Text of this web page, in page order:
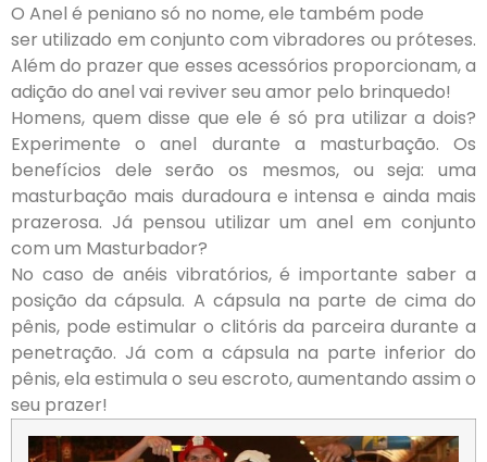
O Anel é peniano só no nome, ele também pode
ser utilizado em conjunto com vibradores ou próteses.
Além do prazer que esses acessórios proporcionam, a
adição do anel vai reviver seu amor pelo brinquedo!
Homens, quem disse que ele é só pra utilizar a dois?
Experimente o anel durante a masturbação. Os
benefícios dele serão os mesmos, ou seja: uma
masturbação mais duradoura e intensa e ainda mais
prazerosa. Já pensou utilizar um anel em conjunto
com um Masturbador?
No caso de anéis vibratórios, é importante saber a
posição da cápsula. A cápsula na parte de cima do
pênis, pode estimular o clitóris da parceira durante a
penetração. Já com a cápsula na parte inferior do
pênis, ela estimula o seu escroto, aumentando assim o
seu prazer!